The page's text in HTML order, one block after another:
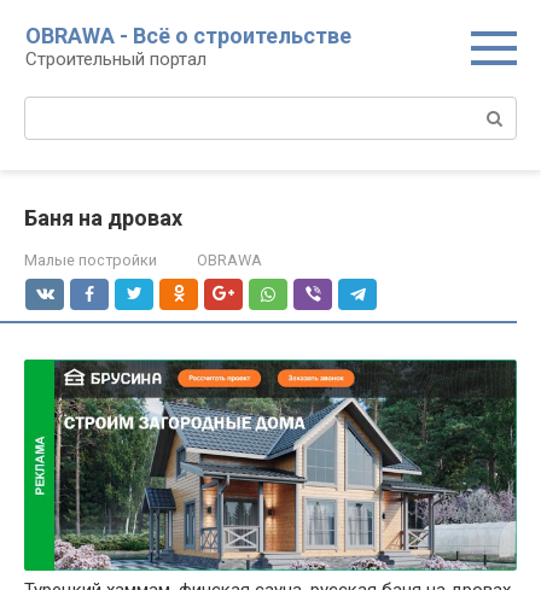
контенту
OBRAWA - Всё о строительстве
Строительный портал
Баня на дровах
Малые постройки OBRAWA